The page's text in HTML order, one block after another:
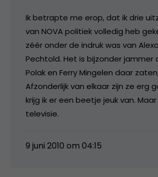
Ik betrapte me erop, dat ik drie
van NOVA politiek volledig heb
zéér onder de indruk was van
Pechtold. Het is bijzonder jammer
Polak en Ferry Mingelen daar
Afzonderlijk van elkaar zijn ze erg
krijg ik er een beetje jeuk van.
televisie.
9 juni 2010 om 04:15